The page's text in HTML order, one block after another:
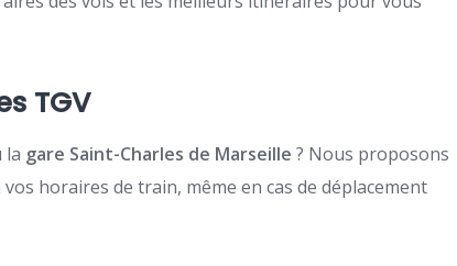
TGV
la gare Saint-Charles de Marseille ? Nous proposons
horaires de train, même en cas de déplacement